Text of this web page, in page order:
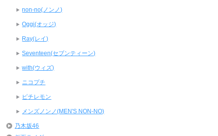
non-no(ノンノ)
Oggi(オッジ)
Ray(レイ)
Seventeen(セブンティーン)
with(ウィズ)
ニコプチ
ピチレモン
メンズノンノ(MEN'S NON-NO)
乃木坂46